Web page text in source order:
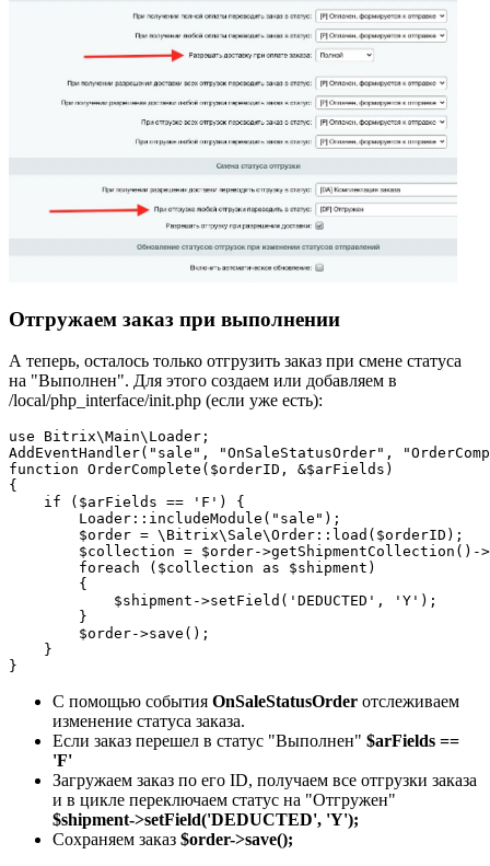
Отгружаем заказ при выполнении
А теперь, осталось только отгрузить заказ при смене статуса
на "Выполнен". Для этого создаем или добавляем в
/local/php_interface/init.php (если уже есть):
use Bitrix\Main\Loader;
AddEventHandler("sale", "OnSaleStatusOrder",
function OrderComplete($orderID, &$arFields)
{
    if ($arFields == 'F') {
        Loader::includeModule("sale");
        $order = \Bitrix\Sale\Order::load($orderID);
$collection = $order->getShipmentCollection()-
        foreach ($collection as $shipment)
        {
            $shipment->setField('DEDUCTED', 'Y');
        }
        $order->save();
    }
С помощью события OnSaleStatusOrder отслеживаем
изменение статуса заказа.
Если заказ перешел в статус "Выполнен" $arFields ==
'F'
Загружаем заказ по его ID, получаем все отгрузки заказа
и в цикле переключаем статус на "Отгружен"
$shipment->setField('DEDUCTED', 'Y');
Сохраняем заказ $order->save();